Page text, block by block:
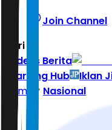
Join Channel
Hari ini
Indeks Berita
Learning Hub
Iklan
Home
Nasional